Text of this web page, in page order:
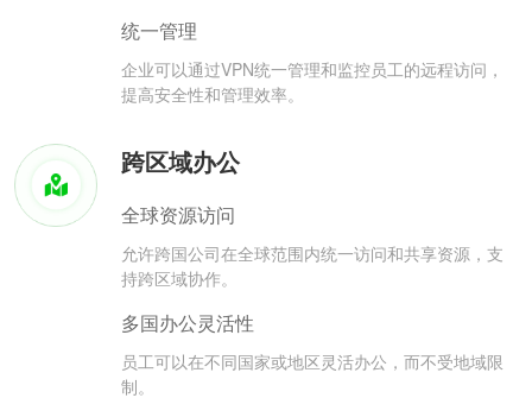
统一管理
企业可以通过VPN统一管理和监控员工的远程访问，
提高安全性和管理效率。
跨区域办公
全球资源访问
允许跨国公司在全球范围内统一访问和共享资源，支
持跨区域协作。
多国办公灵活性
员工可以在不同国家或地区灵活办公，而不受地域限
制。